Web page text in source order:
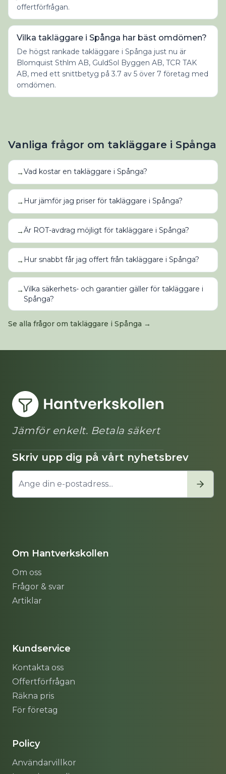
offertförfrågan.
Vilka takläggare i Spånga har bäst omdömen?
De högst rankade takläggare i Spånga just nu är
Blomquist Sthlm AB, GuldSol Byggen AB, TCR TAK
AB, med ett snittbetyg på 3.7 av 5 över 7 företag med
omdömen.
Vanliga frågor om takläggare i Spånga
→Vad kostar en takläggare i Spånga?
→ Hur jämför jag priser för takläggare i Spånga?
→Är ROT-avdrag möjligt för takläggare i Spånga?
→ Hur snabbt får jag offert från takläggare i Spånga?
→Vilka säkerhets- och garantier gäller för takläggare i
Spånga?
Se alla frågor om takläggare i Spånga →
Jämför enkelt. Betala säkert
Skriv upp dig på vårt nyhetsbrev
Om Hantverkskollen
Om oss
Frågor & svar
Artiklar
Kundservice
Kontakta oss
Offertförfrågan
Räkna pris
För företag
Policy
Användarvillkor